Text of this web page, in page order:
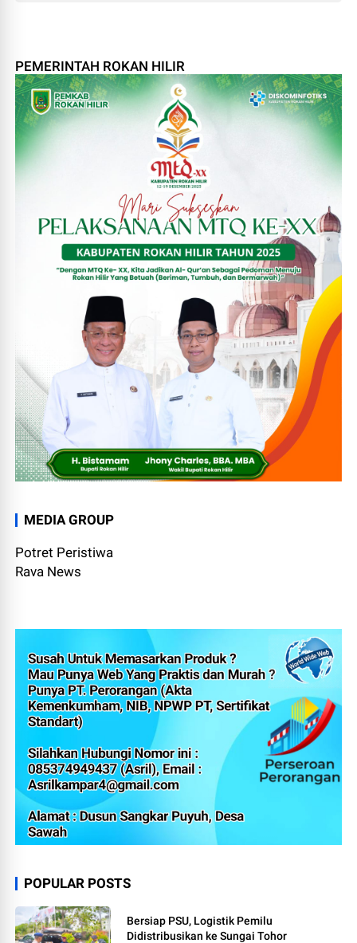
PEMERINTAH ROKAN HILIR
MEDIA GROUP
Potret Peristiwa
Rava News
POPULAR POSTS
Bersiap PSU, Logistik Pemilu
Didistribusikan ke Sungai Tohor